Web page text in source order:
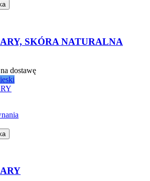
SKÓRA NATURALNA
dostawę